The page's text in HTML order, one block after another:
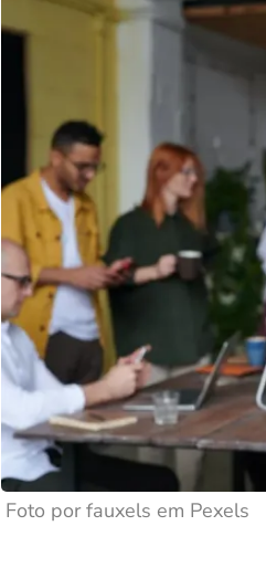
Foto por fauxels em Pexels